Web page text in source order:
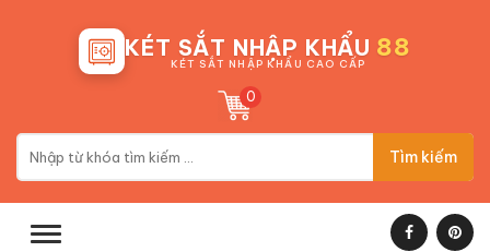
KÉT SẮT NHẬP KHẨU 88
KÉT SẮT NHẬP KHẨU CAO CẤP
0
Tìm kiếm